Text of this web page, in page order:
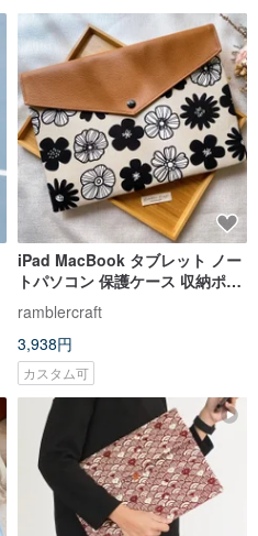
iPad MacBook タブレット ノー
トパソコン 保護ケース 収納ポー
チ ライトカーキ×モノクロ花柄
ramblercraft
3,938円
カスタム可